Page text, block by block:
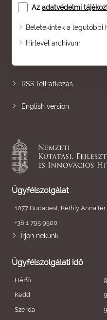
Az adatvédelmi
Beletekintek a legutóbbi
Hírlevél archívum
Oldaltérkép
RSS feliratkozás
English version
Ügyfélszolgálat
1077 Budapest, Kéthly Anna tér
+36 1 795 9500
Írjon nekünk
Ügyfélszolgálati idő
Hétfő
Kedd
Szerda